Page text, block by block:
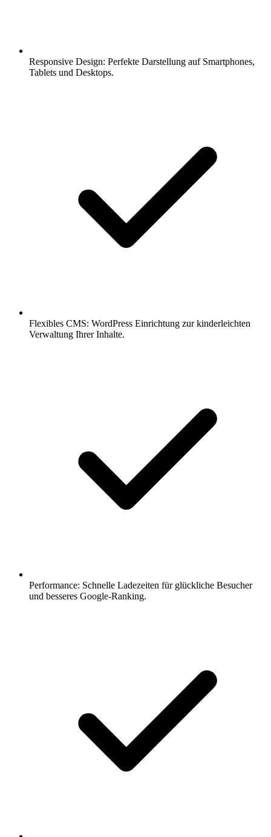
Responsive Design: Perfekte Darstellung auf Smartphones,
Tablets und Desktops.
Flexibles CMS: WordPress Einrichtung zur kinderleichten
Verwaltung Ihrer Inhalte.
Performance: Schnelle Ladezeiten für glückliche Besucher
und besseres Google-Ranking.